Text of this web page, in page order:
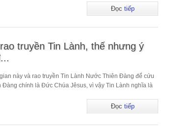
Đọc tiếp
truyền Tin Lành, thế nhưng ý
này và rao truyền Tin Lành Nước Thiên Đàng để cứu
chính là Đức Chúa Jêsus, vì vậy Tin Lành nghĩa là
Đọc tiếp